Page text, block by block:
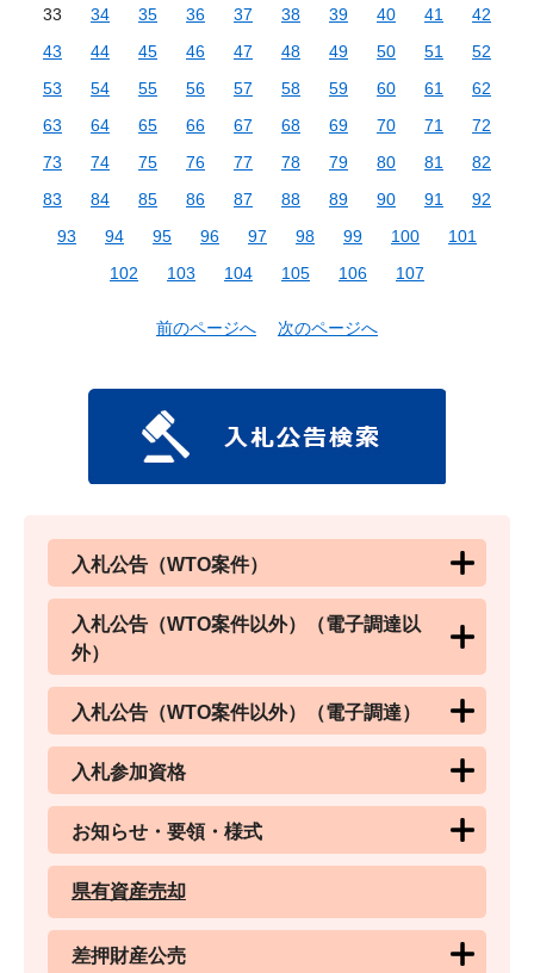
33
34 35 36 37 38 39 40 41
42
43
44 45 46 47 48 49 50 51
52
53
54 55 56 57 58 59 60 61
62
63
64 65 66 67 68 69 70 71
72
73
74 75 76 77 78 79 80 81
82
83
84 85 86 87 88 89 90 91
92
93
94 95 96 97 98 99 100
101
102
103 104 105 106 107
前のページへ 次のページへ
入札公告（WTO案件）
入札公告（WTO案件以外）（電子調達以
外）
入札公告（WTO案件以外）（電子調達）
入札参加資格
お知らせ・要領・様式
県有資産売却
差押財産公売